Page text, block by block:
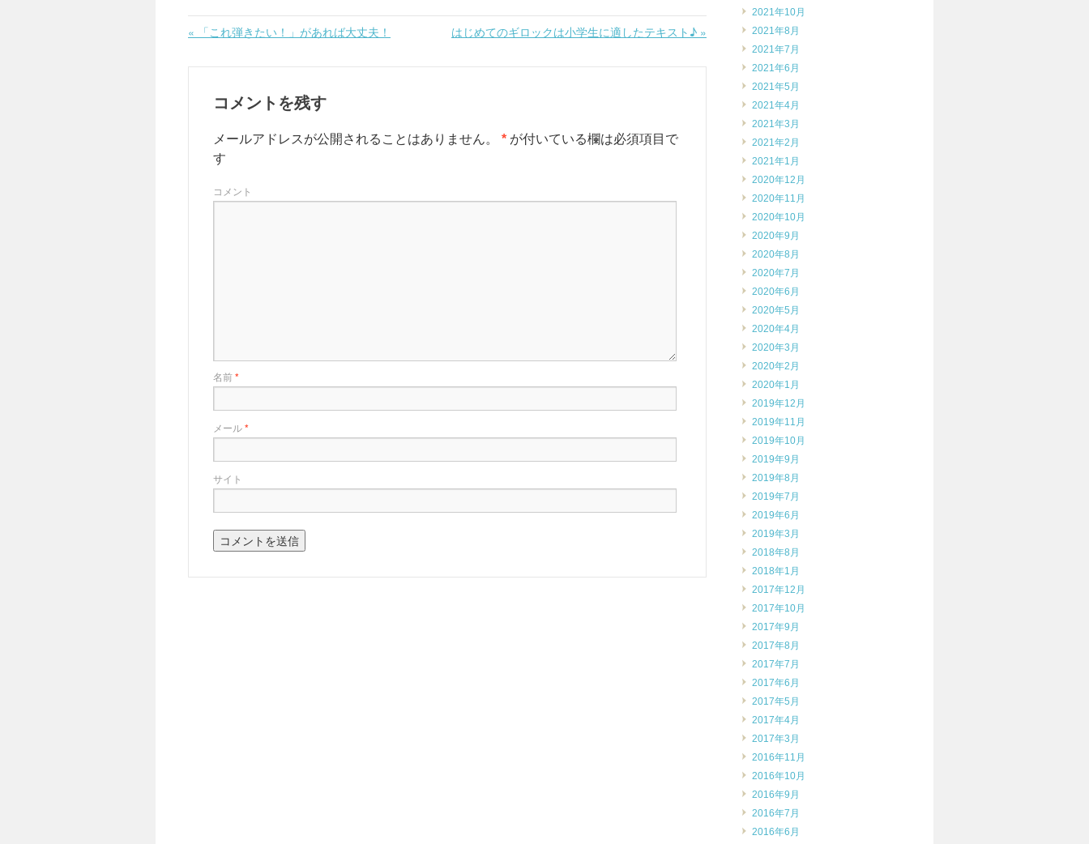
« 「これ弾きたい！」があれば大丈夫！ はじめてのギロックは小学生に適したテキスト♪ »
コメントを残す
メールアドレスが公開されることはありません。 * が付いている欄は必須項目で
す
コメント
名前*
メール*
サイト
2021年10月
2021年8月
2021年7月
2021年6月
2021年5月
2021年4月
2021年3月
2021年2月
2021年1月
2020年12月
2020年11月
2020年10月
2020年9月
2020年8月
2020年7月
2020年6月
2020年5月
2020年4月
2020年3月
2020年2月
2020年1月
2019年12月
2019年11月
2019年10月
2019年9月
2019年8月
2019年7月
2019年6月
2019年3月
2018年8月
2018年1月
2017年12月
2017年10月
2017年9月
2017年8月
2017年7月
2017年6月
2017年5月
2017年4月
2017年3月
2016年11月
2016年10月
2016年9月
2016年7月
2016年6月